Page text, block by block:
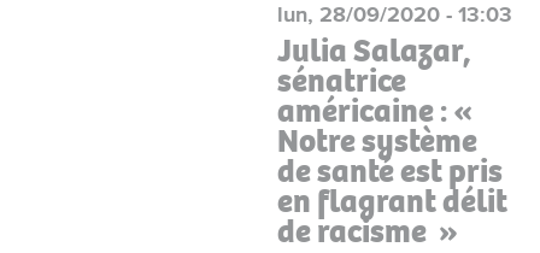
lun, 28/09/2020 - 13:03
Julia Salazar,
sénatrice
américaine : «
Notre système
de santé est pris
en flagrant délit
de racisme »